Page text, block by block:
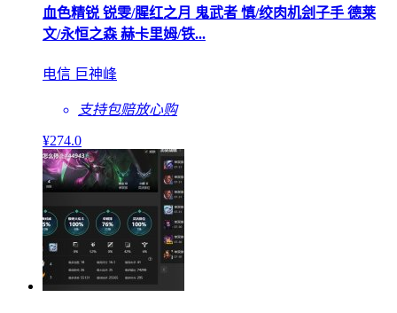
血色精锐 锐雯/腥红之月 鬼武者 慎/绞肉机刽子手 德莱
文/永恒之森 赫卡里姆/铁...
电信 巨神峰
支持包赔放心购
¥274.0